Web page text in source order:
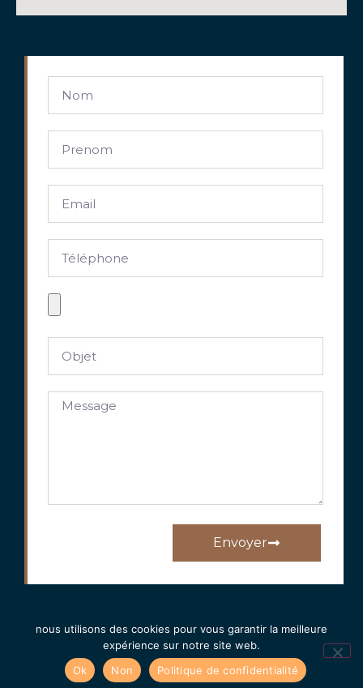
Envoyer
Tous droits réservés
nous utilisons des cookies pour vous garantir la meilleure
expérience sur notre site web.
Ok
Non Politique de confidentialité